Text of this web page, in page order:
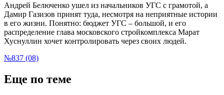
Андрей Белюченко ушел из начальников УГС с грамотой, а
Дамир Газизов принят туда, несмотря на неприятные истории
в его жизни. Понятно: бюджет УГС – большой, и его
распределение глава московского стройкомплекса Марат
Хуснуллин хочет контролировать через своих людей.
№837 (08)
Еще по теме